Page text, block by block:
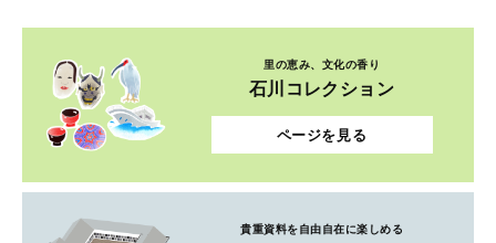
里の恵み、文化の香り
石川コレクション
ページを見る
貴重資料を自由自在に楽しめる